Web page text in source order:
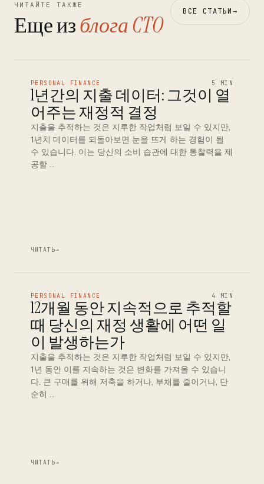
ЧИТАЙТЕ ТАКЖЕ
Еще изблога CTO ВСЕ СТАТЬИ→
PERSONAL FINANCE 5 MIN
1년간의 지출 데이터: 그것이 열
어주는 재정적 결정
지출을 추적하는 것은 지루한 작업처럼 보일 수 있지만,
1년치 데이터를 되돌아보면 눈을 뜨게 하는 경험이 될
수 있습니다. 이는 당신의 소비 습관에 대한 통찰력을 제
공할 …
ЧИТАТЬ→
PERSONAL FINANCE 4 MIN
12개월 동안 지속적으로 추적할
때 당신의 재정 생활에 어떤 일
이 발생하는가
지출을 추적하는 것은 지루한 작업처럼 보일 수 있지만,
1년 동안 이를 지속하는 것은 변화를 가져올 수 있습니
다. 큰 구매를 위해 저축을 하거나, 부채를 줄이거나, 단
순히 …
ЧИТАТЬ→